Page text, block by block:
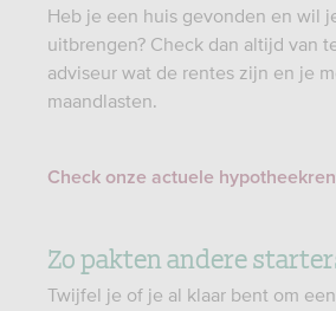
Heb je een huis gevonden en wil
uitbrengen? Check dan altijd van
adviseur wat de rentes zijn en je
maandlasten.
Check onze actuele
Zo pakten andere
Twijfel je of je al klaar bent om